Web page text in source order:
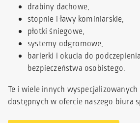
drabiny dachowe,
stopnie i ławy kominiarskie,
płotki śniegowe,
systemy odgromowe,
barierki i okucia do
bezpieczeństwa osobistego.
Te i wiele innych
dostępnych w ofercie naszego biura